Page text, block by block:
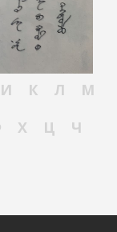
И К Л
М
Х Ц
Ч